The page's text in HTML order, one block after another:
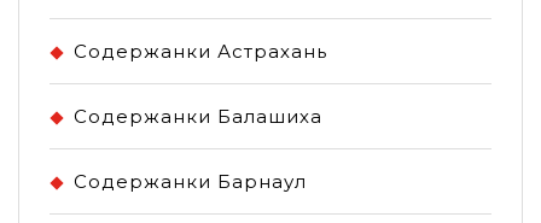
Содержанки Астрахань
Содержанки Балашиха
Содержанки Барнаул